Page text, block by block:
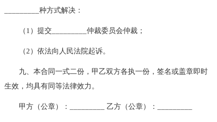
_________种方式解决：
（1）提交_________仲裁委员会仲裁；
（2）依法向人民法院起诉。
九、本合同一式二份，甲乙双方各执一份，签名或盖章即时
生效，均具有同等法律效力。
甲方（公章）：_________ 乙方（公章）：_________